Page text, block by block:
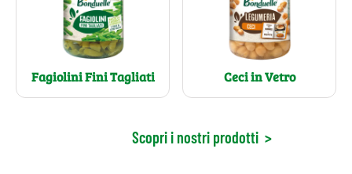
Fagiolini Fini Tagliati Ceci in Vetro
Scopri i nostri prodotti >